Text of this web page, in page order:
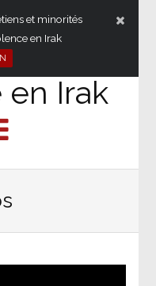
et minorités
en Irak